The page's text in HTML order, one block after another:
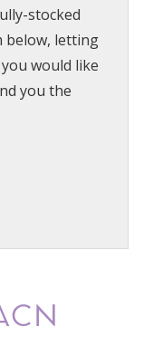
stocked
below, letting
would like
you the